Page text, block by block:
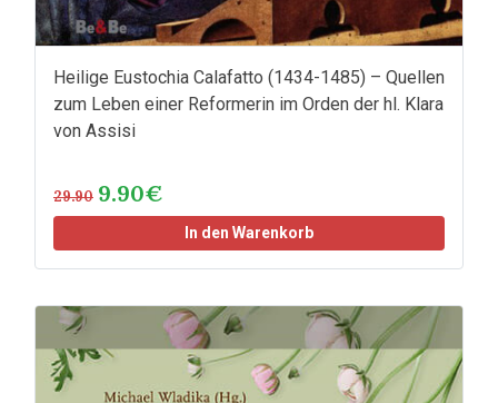
Heilige Eustochia Calafatto (1434-1485) – Quellen
zum Leben einer Reformerin im Orden der hl. Klara
von Assisi
29.90 9.90€
In den Warenkorb